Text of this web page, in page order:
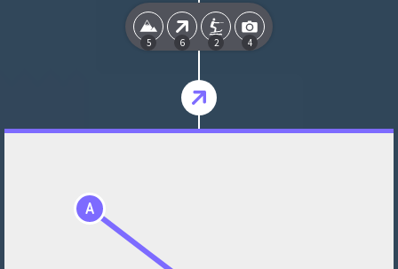
5 6 2 4
A